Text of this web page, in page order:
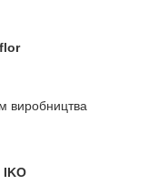
виробництва
IKO